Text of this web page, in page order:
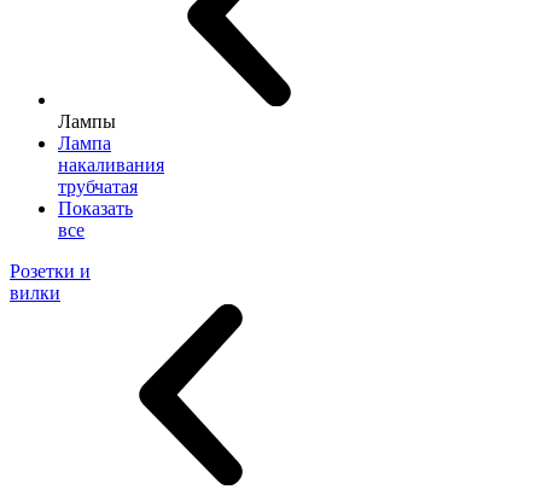
Лампы
Лампа
накаливания
трубчатая
Показать
все
Розетки и
вилки